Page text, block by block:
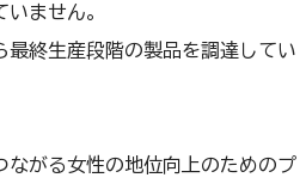
ません。
終生産段階の製品を調達してい
がる女性の地位向上のためのプ